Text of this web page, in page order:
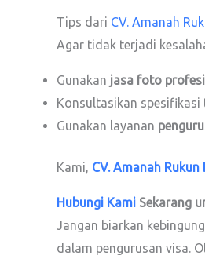
Tips dari CV. Amanah
Agar tidak terjadi
Gunakan jasa foto
Konsultasikan spesifikasi
Gunakan layanan
Kami, CV. Amanah Rukun
Hubungi Kami Sekarang
Jangan biarkan
dalam pengurusan visa.